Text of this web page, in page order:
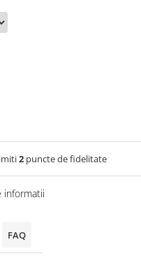
2 puncte de fidelitate
informatii
FAQ